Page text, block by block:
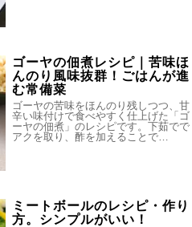
ゴーヤの佃煮レシピ｜苦味ほ
んのり風味抜群！ごはんが進
む常備菜
ゴーヤの苦味をほんのり残しつつ、甘
辛い味付けで食べやすく仕上げた「ゴ
ーヤの佃煮」のレシピです。下茹でで
アクを取り、酢を加えることで…
ミートボールのレシピ・作り
方。シンプルがいい！